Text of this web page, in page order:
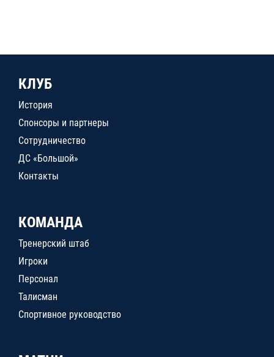
КЛУБ
История
Спонсоры и партнеры
Сотрудничество
ДС «Большой»
Контакты
КОМАНДА
Тренерский штаб
Игроки
Персонал
Талисман
Спортивное руководство